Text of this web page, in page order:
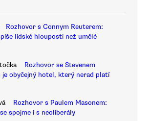
Rozhovor s Connym Reuterem:
lidské hlouposti než umělé
Rozhovor se Stevenem
je obyčejný hotel, který nerad platí
Rozhovor s Paulem Masonem:
spojme i s neoliberály